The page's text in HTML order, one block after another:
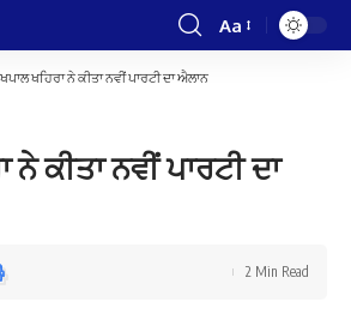
Font
Aa
ਖਹਿਰਾ ਨੇ ਕੀਤਾ ਨਵੀਂ ਪਾਰਟੀ ਦਾ ਐਲਾਨ
ਨੇ ਕੀਤਾ ਨਵੀਂ ਪਾਰਟੀ ਦਾ
2 Min Read